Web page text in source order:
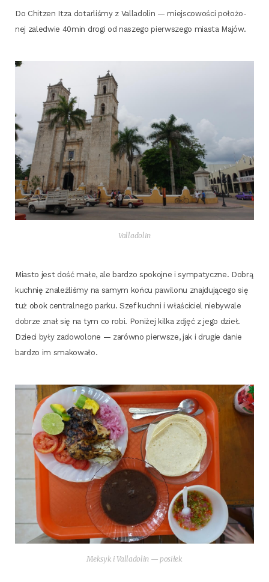
Do Chit­zen Itza dotar­li­śmy z Val­la­do­lin — miej­sco­wo­ści poło­żo­
nej zale­d­wie 40min dro­gi od nasze­go pierw­sze­go mia­sta Majów.
Val­la­do­lin
Mia­sto jest dość małe, ale bar­dzo spo­koj­ne i sym­pa­tycz­ne. Dobrą
kuch­nię zna­leź­li­śmy na samym koń­cu pawi­lo­nu znaj­du­ją­ce­go się
tuż obok cen­tral­ne­go par­ku. Szef kuch­ni i wła­ści­ciel nie­by­wa­le
dobrze znał się na tym co robi. Poni­żej kil­ka zdjęć z jego dzieł.
Dzie­ci były zado­wo­lo­ne — zarów­no pierw­sze, jak i dru­gie danie
bar­dzo im smakowało.
Mek­syk i Val­la­do­lin — posiłek